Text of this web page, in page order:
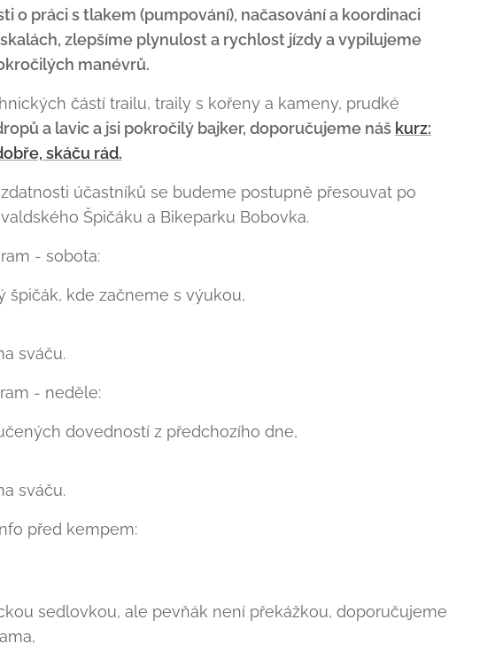
o práci s tlakem (pumpování), načasování a koordinaci
zlepšíme plynulost a rychlost jízdy a vypilujeme
manévrů.
částí trailu, traily s kořeny a kameny, prudké
a lavic a jsi pokročilý bajker, doporučujeme náš kurz:
skáču rád.
účastníků se budeme postupně přesouvat po
Špičáku a Bikeparku Bobovka.
- sobota:
špičák, kde začneme s výukou,
sváču.
- neděle:
dovedností z předchozího dne,
sváču.
před kempem:
sedlovkou, ale pevňák není překážkou, doporučujeme